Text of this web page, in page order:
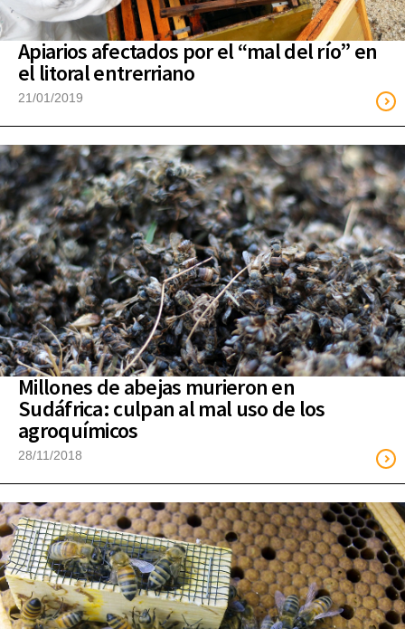
Apiarios afectados por el “mal del río” en
el litoral entrerriano
21/01/2019
Millones de abejas murieron en
Sudáfrica: culpan al mal uso de los
agroquímicos
28/11/2018